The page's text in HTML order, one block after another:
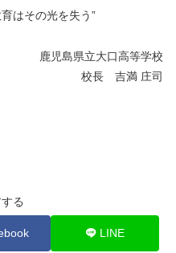
はその光を失う”
鹿児島県立大口高等学校
校長 吉満 庄司
る
LINE